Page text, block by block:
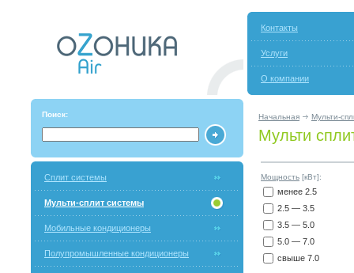
Контакты
Услуги
О компании
Поиск: Начальная Мульти-
Мульти
Сплит системы
Мульти-сплит системы
Мобильные кондиционеры
Полупромышленные кондиционеры
Мощность [кВт]:
менее 2.5
2.5 — 3.5
3.5 — 5.0
5.0 — 7.0
свыше 7.0